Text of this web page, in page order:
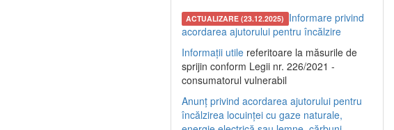
ACTUALIZARE (23.12.2025) Informare privind
acordarea ajutorului pentru încălzire
Informații utile referitoare la măsurile de
sprijin conform Legii nr. 226/2021 -
consumatorul vulnerabil
Anunț privind acordarea ajutorului pentru
încălzirea locuinței cu gaze naturale,